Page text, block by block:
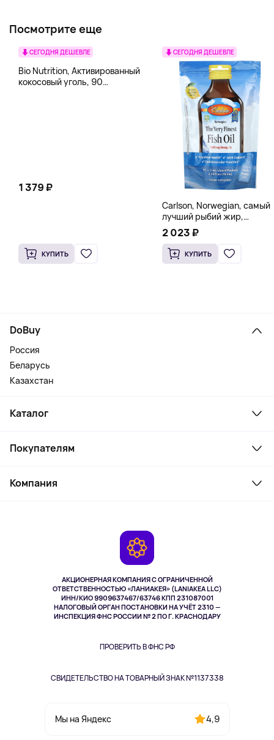
Посмотрите еще
СЕГОДНЯ ДЕШЕВЛЕ
Bio Nutrition, Активированный
кокосовый уголь, 90
1 379 ₽
КУПИТЬ
СЕГОДНЯ ДЕШЕВЛЕ
Carlson, Norwegian, самый
лучший рыбий жир,
натуральный лимон, 15
пакетиков (5 мл) каждый
2 023 ₽
КУПИТЬ
АКЦИОНЕРНАЯ КОМПАНИЯ С ОГРАНИЧЕННОЙ
ОТВЕТСТВЕННОСТЬЮ «ЛАНИАКЕЯ» (LANIAKEA LLC)
ИНН/КИО 9909637467/63746 КПП 231087001
НАЛОГОВЫЙ ОРГАН ПОСТАНОВКИ НА УЧЁТ 2310 —
ИНСПЕКЦИЯ ФНС РОССИИ № 2 ПО Г. КРАСНОДАРУ
ПРОВЕРИТЬ В ФНС РФ
СВИДЕТЕЛЬСТВО НА ТОВАРНЫЙ ЗНАК №1137338
Мы на Яндекс 4,9
DoBuy
Россия
Беларусь
Казахстан
Каталог
Ноутбуки, мониторы, VR
Косметика и уход
Здоровье питомцев
Одежда и аксессуары
Покупателям
Как заказать
Компания